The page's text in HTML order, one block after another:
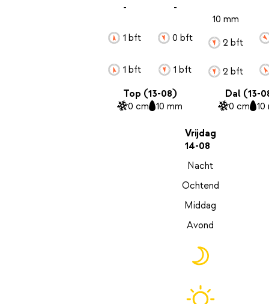
-
1 bft
1 bft
-
0 bft
1 bft
10 mm
2 bft
2 bft
Top (13-08)
0 cm 10 mm
Dal (13-
0 cm 10
Vrijdag
14-08
Nacht
Ochtend
Middag
Avond